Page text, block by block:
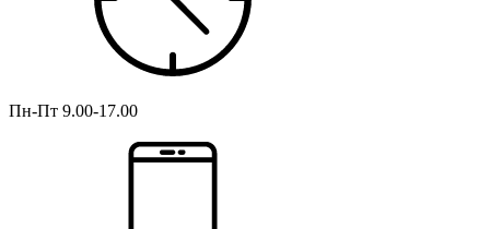
Пн-Пт 9.00-17.00